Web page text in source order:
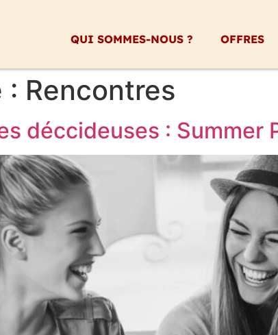
QUI SOMMES-NOUS ? OFFRES
: Rencontres
déccideuses : Summer